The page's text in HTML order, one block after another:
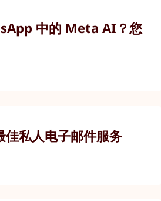
中的 Meta AI？您
私人电子邮件服务